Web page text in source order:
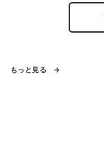
もっと見る